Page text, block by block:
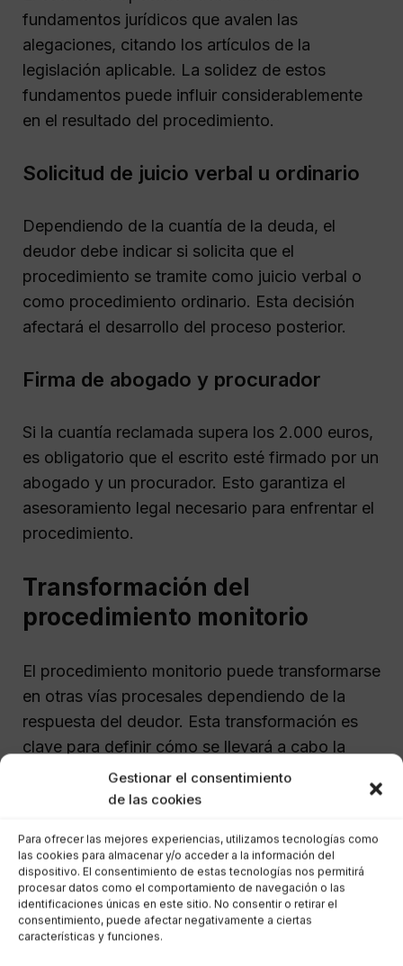
Gestionar el consentimiento
de las cookies
Para ofrecer las mejores experiencias, utilizamos tecnologías como
las cookies para almacenar y/o acceder a la información del
dispositivo. El consentimiento de estas tecnologías nos permitirá
procesar datos como el comportamiento de navegación o las
identificaciones únicas en este sitio. No consentir o retirar el
consentimiento, puede afectar negativamente a ciertas
características y funciones.
fundamentos jurídicos que avalen las
alegaciones, citando los artículos de la
legislación aplicable. La solidez de estos
fundamentos puede influir considerablemente
en el resultado del procedimiento.
Solicitud de juicio verbal u ordinario
Dependiendo de la cuantía de la deuda, el
deudor debe indicar si solicita que el
procedimiento se tramite como juicio verbal o
como procedimiento ordinario. Esta decisión
afectará el desarrollo del proceso posterior.
Firma de abogado y procurador
Si la cuantía reclamada supera los 2.000 euros,
es obligatorio que el escrito esté firmado por un
abogado y un procurador. Esto garantiza el
asesoramiento legal necesario para enfrentar el
procedimiento.
Transformación del
procedimiento monitorio
El procedimiento monitorio puede transformarse
en otras vías procesales dependiendo de la
respuesta del deudor. Esta transformación es
clave para definir cómo se llevará a cabo la
reclamación de la deuda.
Cuando el deudor presenta oposición y la
cuantía reclamada es inferior a 6.000 euros, el
procedimiento se convierte en un juicio verbal,